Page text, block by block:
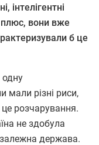
інтелігентні
вони вже
б це
одну
мали різні риси,
розчарування.
не здобула
держава.